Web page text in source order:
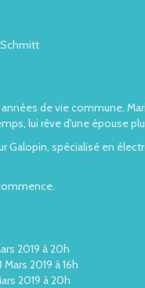
de vie commune,
lui rêve d'une épouse
Galopin, spécialisé en
2019 à 20h
2019 à 16h
2019 à 20h